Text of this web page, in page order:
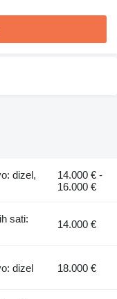
dizel,
14.000 € -
16.000 €
sati:
14.000 €
dizel 18.000 €